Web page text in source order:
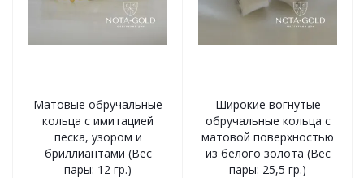
Матовые обручальные
кольца с имитацией
песка, узором и
бриллиантами (Вес
пары: 12 гр.)
Широкие вогнутые
обручальные кольца с
матовой поверхностью
из белого золота (Вес
пары: 25,5 гр.)